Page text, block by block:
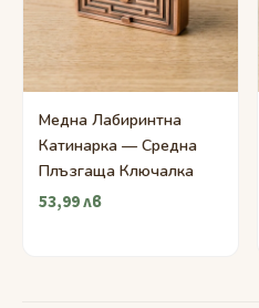
Медна Лабиринтна
Катинарка — Средна
Плъзгаща Ключалка
53,99 лв